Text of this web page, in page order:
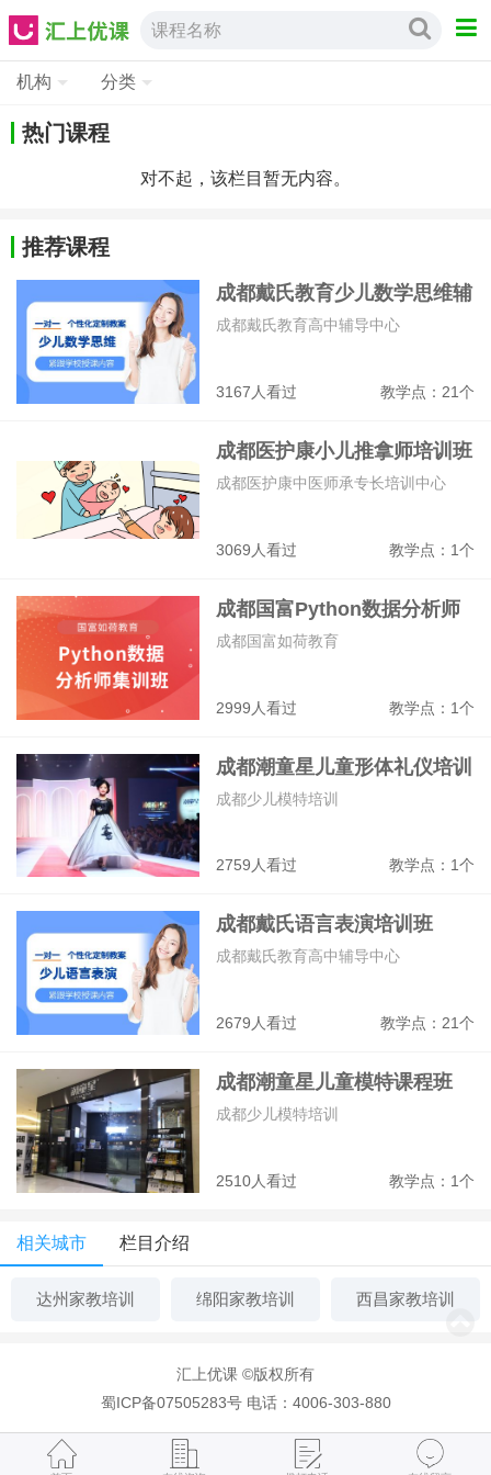
课程名称
机构 分类
热门课程
对不起，该栏目暂无内容。
推荐课程
成都戴氏教育少儿数学思维辅
导班
3167人看过 教学点：21个
成都戴氏教育高中辅导中心
成都医护康小儿推拿师培训班
3069人看过 教学点：1个
成都医护康中医师承专长培训中心
成都国富Python数据分析师
集训班
2999人看过 教学点：1个
成都国富如荷教育
成都潮童星儿童形体礼仪培训
班
2759人看过 教学点：1个
成都少儿模特培训
成都戴氏语言表演培训班
2679人看过 教学点：21个
成都戴氏教育高中辅导中心
成都潮童星儿童模特课程班
2510人看过 教学点：1个
成都少儿模特培训
相关城市 栏目介绍
达州家教培训 绵阳家教培训 西昌家教培训
汇上优课 ©版权所有
蜀ICP备07505283号电话：4006-303-880